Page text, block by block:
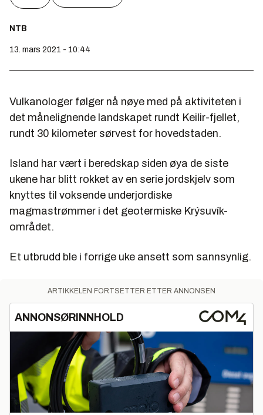
NTB
13. mars 2021 - 10:44
Vulkanologer følger nå nøye med på aktiviteten i
det månelignende landskapet rundt Keilir-fjellet,
rundt 30 kilometer sørvest for hovedstaden.
Island har vært i beredskap siden øya de siste
ukene har blitt rokket av en serie jordskjelv som
knyttes til voksende underjordiske
magmastrømmer i det geotermiske Krýsuvík-
området.
Et utbrudd ble i forrige uke ansett som sannsynlig.
ARTIKKELEN FORTSETTER ETTER ANNONSEN
ANNONSØRINNHOLD